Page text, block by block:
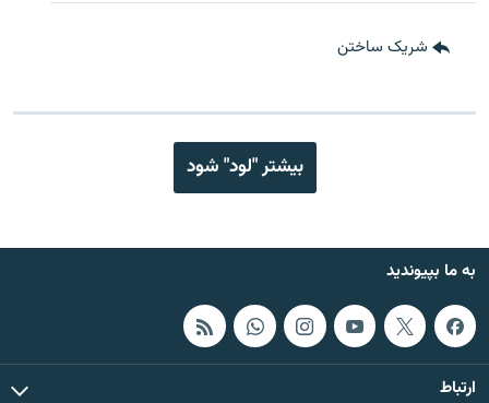
شریک ساختن
بیشتر "لود" شود
به ما بپیوندید
ارتباط